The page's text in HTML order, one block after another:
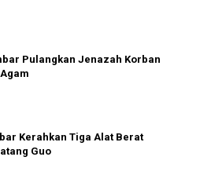
Pulangkan Jenazah Korban
Kerahkan Tiga Alat Berat
Guo